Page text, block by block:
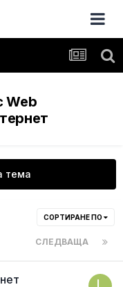
Web
тема
СОРТИРАНЕ ПО
СЛЕДВАЩА